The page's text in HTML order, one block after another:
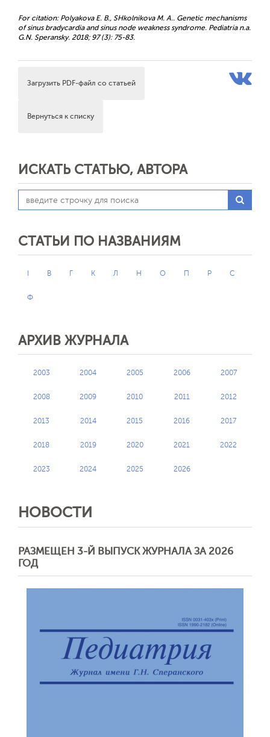
For citation: Polyakova E. B., SHkolnikova M. A.. Genetic mechanisms
of sinus bradycardia and sinus node weakness syndrome. Pediatria n.a.
G.N. Speransky. 2018; 97 (3): 75-83.
Загрузить PDF-файл со статьей
Вернуться к списку
ИСКАТЬ СТАТЬЮ, АВТОРА
СТАТЬИ ПО НАЗВАНИЯМ
В Г К Л Н О П Р С
Ф
АРХИВ ЖУРНАЛА
2003 2004 2005 2006 2007
2008 2009 2010 2011 2012
2013 2014 2015 2016 2017
2018 2019 2020 2021 2022
2023 2024 2025 2026
НОВОСТИ
РАЗМЕЩЕН 3-Й ВЫПУСК ЖУРНАЛА ЗА 2026
ГОД